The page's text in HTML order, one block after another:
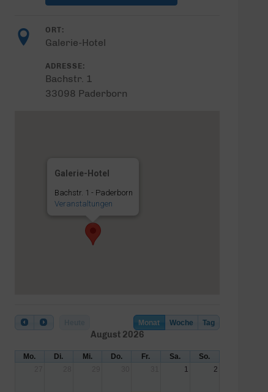
ORT:
Galerie-Hotel
ADRESSE:
Bachstr. 1
33098 Paderborn
Galerie-Hotel
Bachstr. 1 - Paderborn
Veranstaltungen
Monat Woche Tag
August 2026
Mo. Di. Mi. Do. Fr. Sa.
So.
1 2